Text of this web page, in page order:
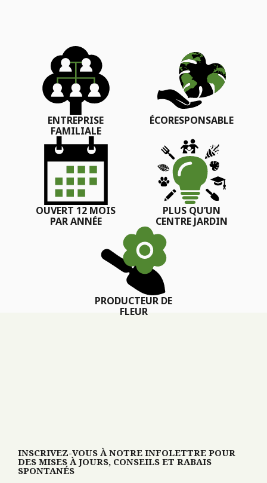
ENTREPRISE
FAMILIALE
ÉCORESPONSABLE
OUVERT 12 MOIS
PAR ANNÉE
PLUS QU’UN
CENTRE JARDIN
PRODUCTEUR DE
FLEUR
INSCRIVEZ-VOUS À NOTRE INFOLETTRE POUR
DES MISES À JOURS, CONSEILS ET RABAIS
SPONTANÉS